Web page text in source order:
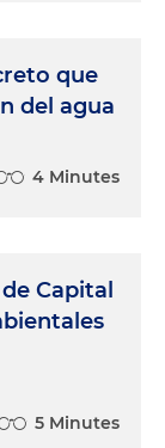
que
del agua
4 Minutes
Capital
5 Minutes